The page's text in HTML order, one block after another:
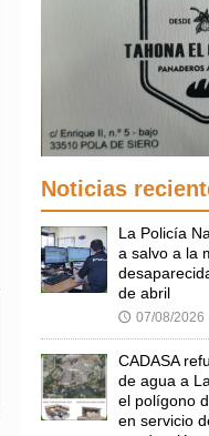
Noticias
La Policía
a salvo a la
de abril
🕔 07/08/2026
CADASA
de agua a
el polígono
en servicio